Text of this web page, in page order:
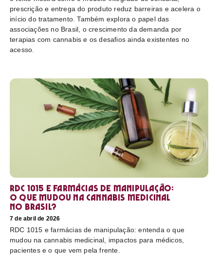
prescrição e entrega do produto reduz barreiras e acelera o
início do tratamento. Também explora o papel das
associações no Brasil, o crescimento da demanda por
terapias com cannabis e os desafios ainda existentes no
acesso.
RDC 1015 e farmácias de manipulação:
o que mudou na cannabis medicinal
no Brasil?
7 de abril de 2026
RDC 1015 e farmácias de manipulação: entenda o que
mudou na cannabis medicinal, impactos para médicos,
pacientes e o que vem pela frente.